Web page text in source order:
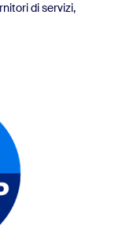
di servizi,